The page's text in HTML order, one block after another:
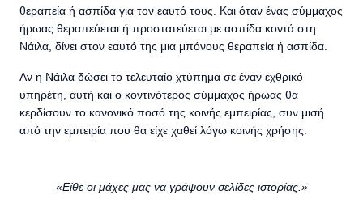
θεραπεία ή ασπίδα για τον εαυτό τους. Και όταν ένας σύμμαχος
ήρωας θεραπεύεται ή προστατεύεται με ασπίδα κοντά στη
Νάιλα, δίνει στον εαυτό της μια μπόνους θεραπεία ή ασπίδα.
Αν η Νάιλα δώσει το τελευταίο χτύπημα σε έναν εχθρικό
υπηρέτη, αυτή και ο κοντινότερος σύμμαχος ήρωας θα
κερδίσουν το κανονικό ποσό της κοινής εμπειρίας, συν μισή
από την εμπειρία που θα είχε χαθεί λόγω κοινής χρήσης.
«Είθε οι μάχες μας να γράψουν σελίδες ιστορίας.»